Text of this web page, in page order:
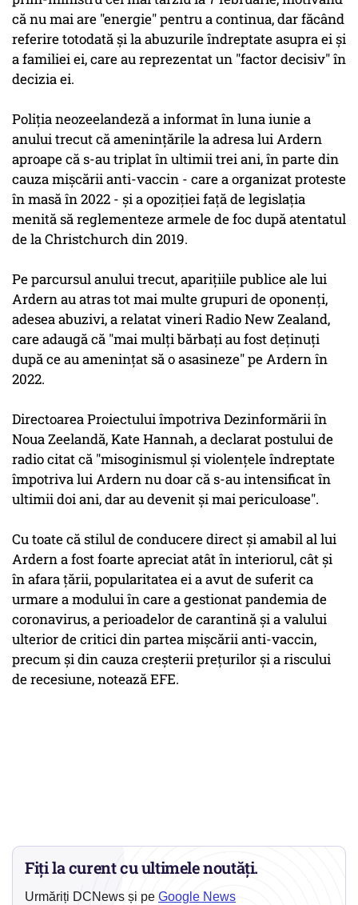
că nu mai are "energie" pentru a continua, dar făcând
referire totodată şi la abuzurile îndreptate asupra ei şi
a familiei ei, care au reprezentat un "factor decisiv" în
decizia ei.
Poliţia neozeelandeză a informat în luna iunie a
anului trecut că ameninţările la adresa lui Ardern
aproape că s-au triplat în ultimii trei ani, în parte din
cauza mişcării anti-vaccin - care a organizat proteste
în masă în 2022 - şi a opoziţiei faţă de legislaţia
menită să reglementeze armele de foc după atentatul
de la Christchurch din 2019.
Pe parcursul anului trecut, apariţiile publice ale lui
Ardern au atras tot mai multe grupuri de oponenţi,
adesea abuzivi, a relatat vineri Radio New Zealand,
care adaugă că "mai mulţi bărbaţi au fost deţinuţi
după ce au ameninţat să o asasineze" pe Ardern în
2022.
Directoarea Proiectului împotriva Dezinformării în
Noua Zeelandă, Kate Hannah, a declarat postului de
radio citat că "misoginismul şi violenţele îndreptate
împotriva lui Ardern nu doar că s-au intensificat în
ultimii doi ani, dar au devenit şi mai periculoase".
Cu toate că stilul de conducere direct şi amabil al lui
Ardern a fost foarte apreciat atât în interiorul, cât şi
în afara ţării, popularitatea ei a avut de suferit ca
urmare a modului în care a gestionat pandemia de
coronavirus, a perioadelor de carantină şi a valului
ulterior de critici din partea mişcării anti-vaccin,
precum şi din cauza creşterii preţurilor şi a riscului
de recesiune, notează EFE.
Fiți la curent cu ultimele noutăți.
Urmăriți DCNews și pe Google News